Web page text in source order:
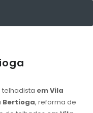
telhadista em Vila
Bertioga, reforma de